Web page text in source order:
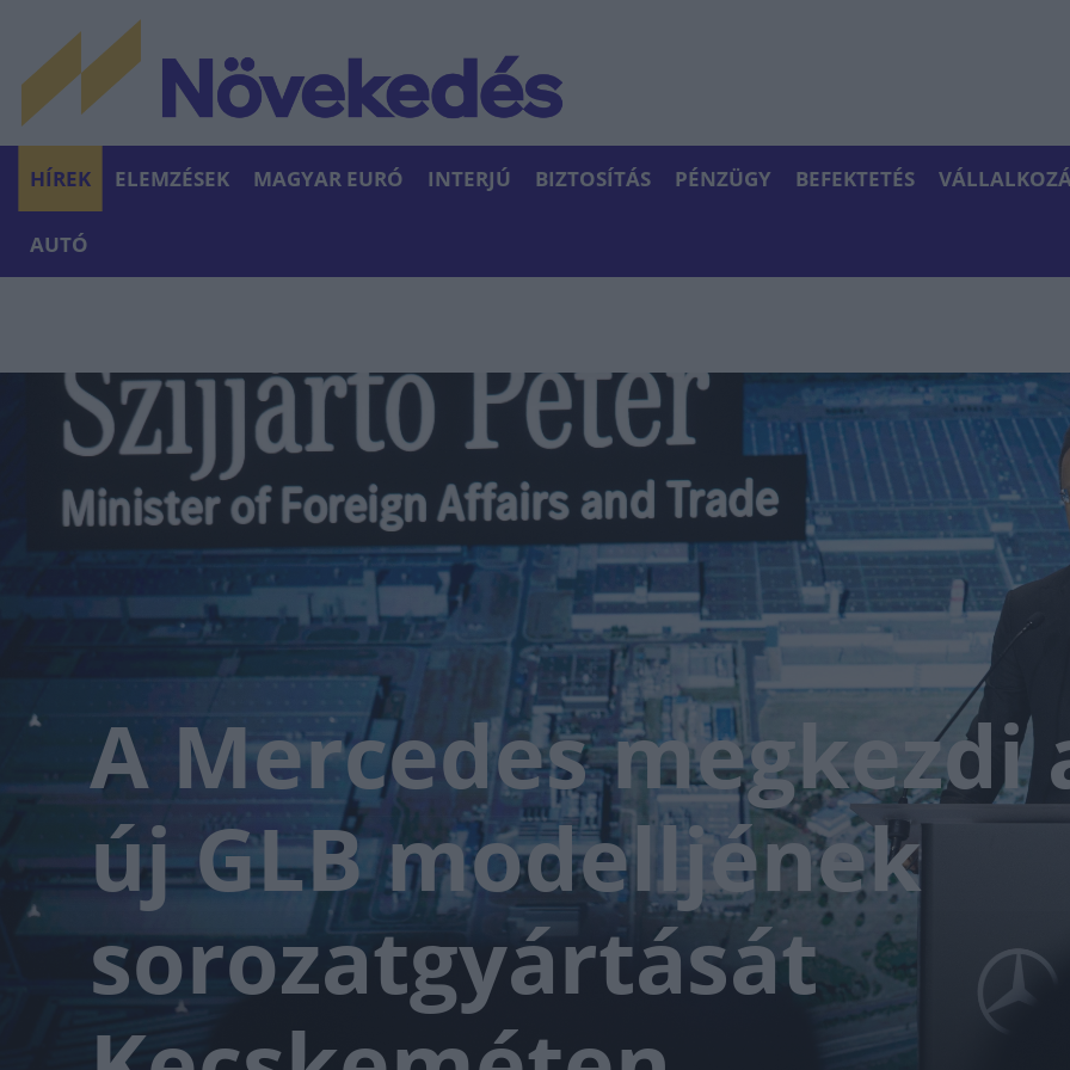
HÍREK ELEMZÉSEK MAGYAR EURÓ INTERJÚ BIZTOSÍTÁS PÉNZÜGY BEFEKTETÉS
AUTÓ
A Mercedes megkezdi
új GLB modelljének
sorozatgyártását